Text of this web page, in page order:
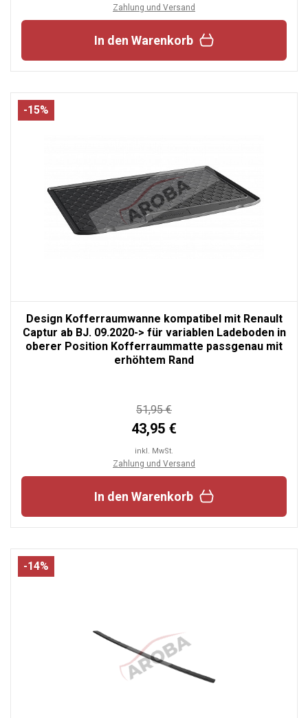
Zahlung und Versand
In den Warenkorb
-15%
Design Kofferraumwanne kompatibel mit Renault
Captur ab BJ. 09.2020-> für variablen Ladeboden in
oberer Position Kofferraummatte passgenau mit
erhöhtem Rand
51,95 €
43,95 €
inkl. MwSt.
Zahlung und Versand
In den Warenkorb
-14%